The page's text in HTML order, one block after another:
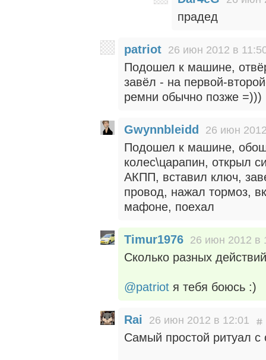
прадед
patriot 26 июн 2012 в
Подошел к машине,
завёл - на первой-
ремни обычно позже =)))
Gwynnbleidd 26 июн
Подошел к машине,
колес\царапин, открыл
АКПП, вставил ключ,
провод, нажал тормоз,
мафоне, поехал
Timur1976 26 июн 2012 в
Сколько разных
@patriot я тебя боюсь :)
Rai 26 июн 2012 в 12:01
Самый простой ритуал с